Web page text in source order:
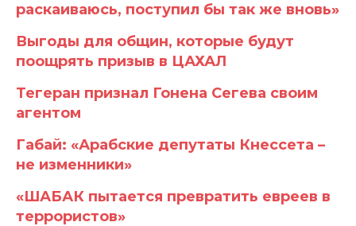
раскаиваюсь, поступил бы так же вновь»
Выгоды для общин, которые будут
поощрять призыв в ЦАХАЛ
Тегеран признал Гонена Сегева своим
агентом
Габай: «Арабские депутаты Кнессета –
не изменники»
«ШАБАК пытается превратить евреев в
террористов»